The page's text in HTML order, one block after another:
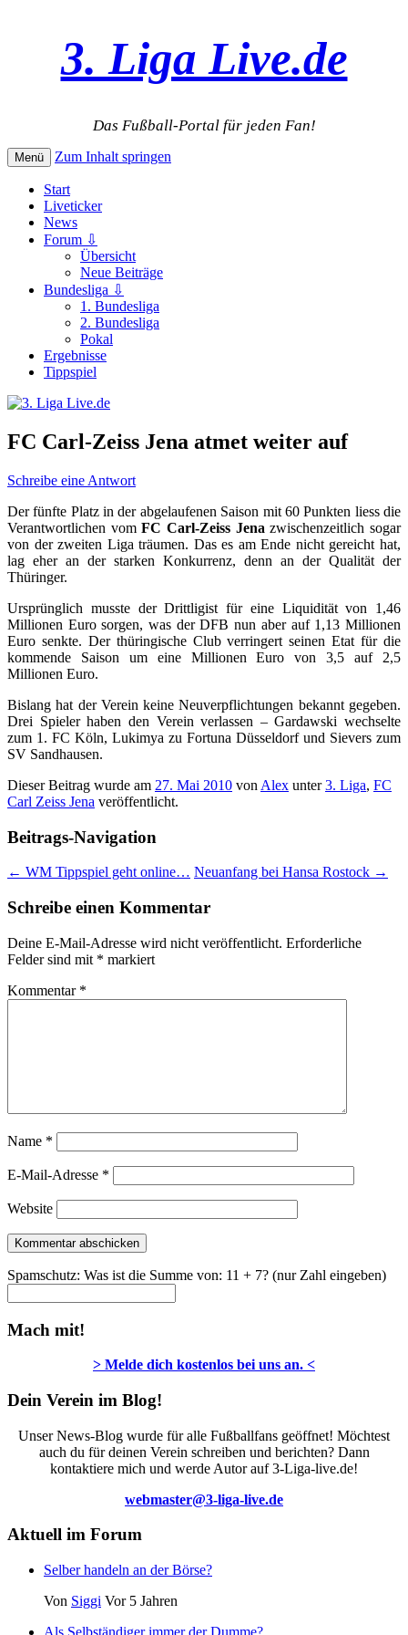
3. Liga Live.de
Das Fußball-Portal für jeden Fan!
Menü Zum Inhalt springen
Start
Liveticker
News
Forum ⇩
Übersicht
Neue Beiträge
Bundesliga ⇩
1. Bundesliga
2. Bundesliga
Pokal
Ergebnisse
Tippspiel
FC Carl-Zeiss Jena atmet weiter auf
Schreibe eine Antwort
Der fünfte Platz in der abgelaufenen Saison mit 60 Punkten liess die
Verantwortlichen vomFC Carl-Zeiss Jena zwischenzeitlich sogar
von der zweiten Liga träumen. Das es am Ende nicht gereicht hat,
lag eher an der starken Konkurrenz, denn an der Qualität der
Thüringer.
Ursprünglich musste der Drittligist für eine Liquidität von 1,46
Millionen Euro sorgen, was der DFB nun aber auf 1,13 Millionen
Euro senkte. Der thüringische Club verringert seinen Etat für die
kommende Saison um eine Millionen Euro von 3,5 auf 2,5
Millionen Euro.
Bislang hat der Verein keine Neuverpflichtungen bekannt gegeben.
Drei Spieler haben den Verein verlassen – Gardawski wechselte
zum 1. FC Köln, Lukimya zu Fortuna Düsseldorf und Sievers zum
SV Sandhausen.
Dieser Beitrag wurde am 27. Mai 2010 von Alex unter3. Liga, FC
Carl Zeiss Jena veröffentlicht.
Beitrags-Navigation
← WM Tippspiel geht online… Neuanfang bei Hansa Rostock →
Schreibe einen Kommentar
Deine E-Mail-Adresse wird nicht veröffentlicht. Erforderliche
Felder sind mit * markiert
Kommentar *
Name *
E-Mail-Adresse *
Website
Spamschutz: Was ist die Summe von: 11 + 7? (nur Zahl eingeben)
Mach mit!
> Melde dich kostenlos bei uns an. <
Dein Verein im Blog!
Unser News-Blog wurde für alle Fußballfans geöffnet! Möchtest
auch du für deinen Verein schreiben und berichten? Dann
kontaktiere mich und werde Autor auf 3-Liga-live.de!
webmaster@3-liga-live.de
Aktuell im Forum
Selber handeln an der Börse?
Von Siggi Vor 5 Jahren
Als Selbständiger immer der Dumme?